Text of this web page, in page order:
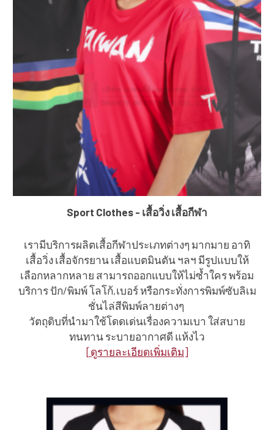
Sport Clothes - เสื้อวิ่ง เสื้อกีฬา
เรามีบริการผลิตเสื้อกีฬาประเภทต่างๆ มากมาย อาทิ
เสื้อวิ่ง เสื้อจักรยาน เสื้อแบตมินตัน ฯลฯ มีรูปแบบให้
เลือกหลากหลาย สามารถออกแบบให้ไม่ซ้ำใคร พร้อม
บริการ ปัก/พิมพ์ โลโก้,เบอร์ หรือกระทั่งการพิมพ์ซับลิเม
ชั่นไล่สีพิมพ์ลายต่างๆ
วัตถุดิบที่นำมาใช้โดดเด่นเรื่องความเบา ใส่สบาย
ทนทาน ระบายอากาศดี แห้งไว
[ดูรายละเอียดเพิ่มเติม]